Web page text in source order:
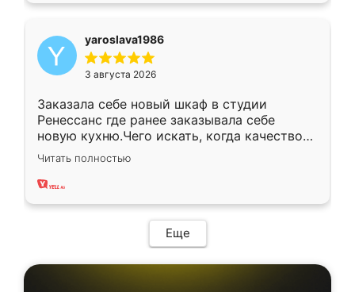
yaroslava1986
3 августа 2026
Заказала себе новый шкаф в студии
Ренессанс где ранее заказывала себе
новую кухню.Чего искать, когда качеством
вполне довольна. Служит кухня уже почти
два года, нареканий нет.
Читать полностью
Еще